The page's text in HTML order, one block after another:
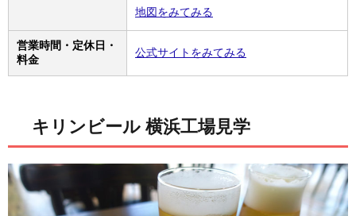
地図をみてみる
営業時間・定休日・
料金
公式サイトをみてみる
キリンビール 横浜工場見学